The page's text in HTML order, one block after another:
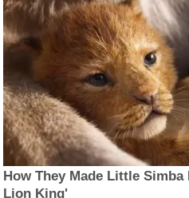
How They Made Little
Lion King'